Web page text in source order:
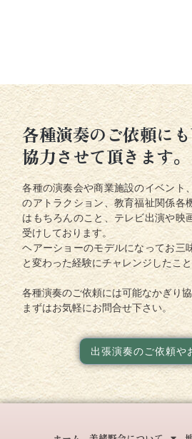
各種演奏のご依頼に
協力させて頂きます。
各種の演奏会や商業施設のイベント
のアトラクション、教育福祉関係各
はもちろんのこと、テレビ出演や映
受けしております。
ヘアーショーのモデルになってお三
と変わった経験にチャレンジしたこ
各種演奏のご依頼には可能なかぎり
まずはお気軽にお問合せ下さい。
出張演奏のご依頼や